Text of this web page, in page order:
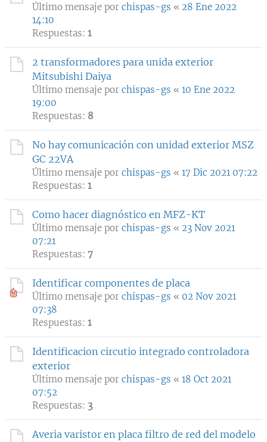
Último mensaje por chispas-gs « 28 Ene 2022
14:10
Respuestas: 1
2 transformadores para unida exterior
Mitsubishi Daiya
Último mensaje por chispas-gs « 10 Ene 2022
19:00
Respuestas: 8
No hay comunicación con unidad exterior MSZ
GC 22VA
Último mensaje por chispas-gs « 17 Dic 2021 07:22
Respuestas: 1
Como hacer diagnóstico en MFZ-KT
Último mensaje por chispas-gs « 23 Nov 2021
07:21
Respuestas: 7
Identificar componentes de placa
Último mensaje por chispas-gs « 02 Nov 2021
07:38
Respuestas: 1
Identificacion circutio integrado controladora
exterior
Último mensaje por chispas-gs « 18 Oct 2021
07:52
Respuestas: 3
Averia varistor en placa filtro de red del modelo